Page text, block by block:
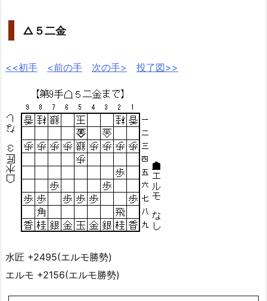
△５二金
<<初手 <前の手 次の手> 投了図>>
水匠 +2495(エルモ勝勢)
エルモ +2156(エルモ勝勢)